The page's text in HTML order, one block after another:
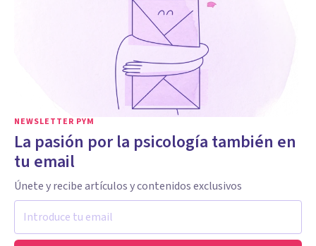
NEWSLETTER PYM
La pasión por la psicología también en
tu email
Únete y recibe artículos y contenidos exclusivos